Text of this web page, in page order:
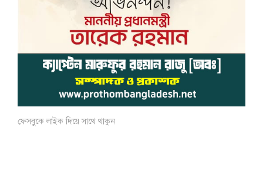
ফেসবুকে লাইক দিয়ে সাথে থাকুন